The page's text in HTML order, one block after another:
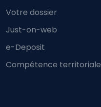
Votre dossier
Just-on-web
e-Deposit
Compétence territoriale